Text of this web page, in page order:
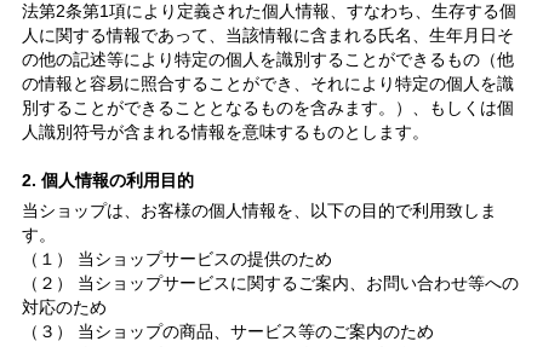
法第2条第1項により定義された個人情報、すなわち、生存する個
人に関する情報であって、当該情報に含まれる氏名、生年月日そ
の他の記述等により特定の個人を識別することができるもの（他
の情報と容易に照合することができ、それにより特定の個人を識
別することができることとなるものを含みます。）、もしくは個
人識別符号が含まれる情報を意味するものとします。
2. 個人情報の利用目的
当ショップは、お客様の個人情報を、以下の目的で利用致しま
す。
（１） 当ショップサービスの提供のため
（２） 当ショップサービスに関するご案内、お問い合わせ等への
対応のため
（３） 当ショップの商品、サービス等のご案内のため